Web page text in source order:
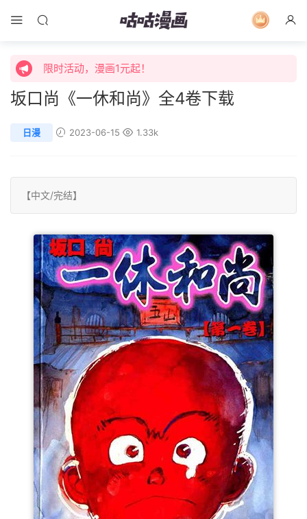
限时活动，漫画1元起！
限时活动，漫画1元起！
限时特价购买终身会员享受全站免费体验！
坂口尚《一休和尚》全4卷下载
日漫 2023-06-15 1.33k
【中文/完结】